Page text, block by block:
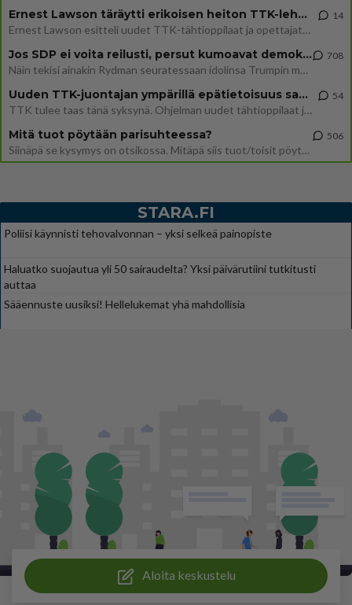
Ernest Lawson täräytti erikoisen heiton TTK-lehdistötilaisuudessa: " Onko tässä tarkoituksena...?"
Ernest Lawson esitteli uudet TTK-tähtioppilaat ja opettajat torstaina 6.8. lehdistölle. Tulevalla kaudella on yksi hausk
14
Jos SDP ei voita reilusti, persut kumoavat demokratian Suomesta
Näin tekisi ainakin Rydman seuratessaan idolinsa Trumpin mallia https://www.is.fi/politiikka/art-2000012187244.html
708
Uuden TTK-juontajan ympärillä epätietoisuus sakenee - Nyt MTV hämmentää soppaa
TTK tulee taas tänä syksynä. Ohjelman uudet tähtioppilaat julkistetaan torstaina 6. elokuuta klo 14 alkavassa lehdistö
54
Mitä tuot pöytään parisuhteessa?
Siinäpä se kysymys on otsikossa. Mitäpä siis tuot/toisit pöytään parisuhteessa? Oletko mies vai nainen? Koetko sen mitä
506
STARA.FI
Poliisi käynnisti tehovalvonnan – yksi selkeä painopiste
Haluatko suojautua yli 50 sairaudelta? Yksi päivärutiini tutkitusti
auttaa
Sääennuste uusiksi! Hellelukemat yhä mahdollisia
Aloita keskustelu